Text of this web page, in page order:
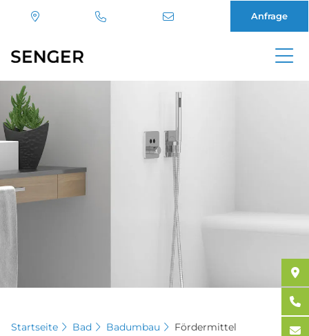
Direkt
zum
Inhalt
Anfrage
Startseite Bad Badumbau Fördermittel